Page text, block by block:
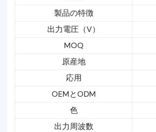
製品の特徴
出力電圧（V）
MOQ
原産地
応用
OEMとODM
色
出力周波数